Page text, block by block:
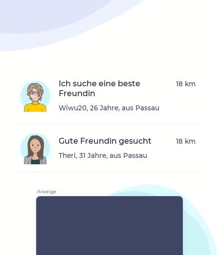
Ich suche eine beste
Freundin
Wiwu20, 26 Jahre, aus Passau
18 km
Gute Freundin gesucht
Theri, 31 Jahre, aus Passau
18 km